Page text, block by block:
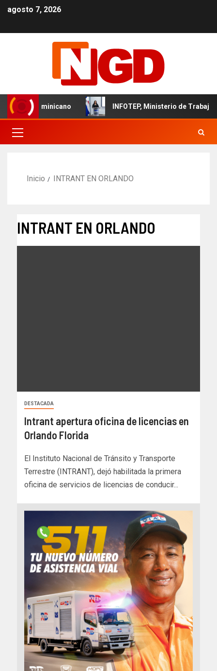
agosto 7, 2026
textil dominicano INFOTEP, Ministerio de Trabajo y
Inicio INTRANT EN ORLANDO
INTRANT EN ORLANDO
DESTACADA
Intrant apertura oficina de licencias en
Orlando Florida
El Instituto Nacional de Tránsito y Transporte
Terrestre (INTRANT), dejó habilitada la primera
oficina de servicios de licencias de conducir...